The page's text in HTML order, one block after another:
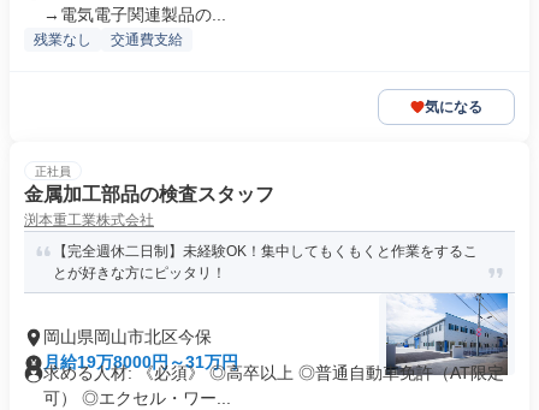
→電気電子関連製品の...
残業なし 交通費支給
気になる
正社員
金属加工部品の検査スタッフ
渕本重工業株式会社
【完全週休二日制】未経験OK！集中してもくもくと作業をするこ
とが好きな方にピッタリ！
岡山県岡山市北区今保
月給19万8000円～31万円
求める人材: 《必須》 ◎高卒以上 ◎普通自動車免許（AT限定
可） ◎エクセル・ワー...